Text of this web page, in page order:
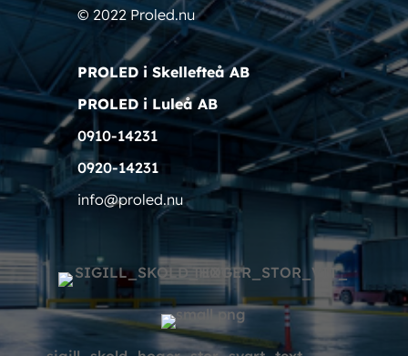
© 2022 Proled.nu
PROLED i Skellefteå AB
PROLED i Luleå AB
0910-14231
0920-14231
info@proled.nu